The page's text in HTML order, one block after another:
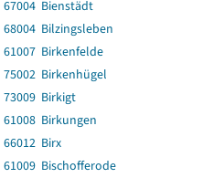
67004 Bienstädt
68004 Bilzingsleben
61007 Birkenfelde
75002 Birkenhügel
73009 Birkigt
61008 Birkungen
66012 Birx
61009 Bischofferode